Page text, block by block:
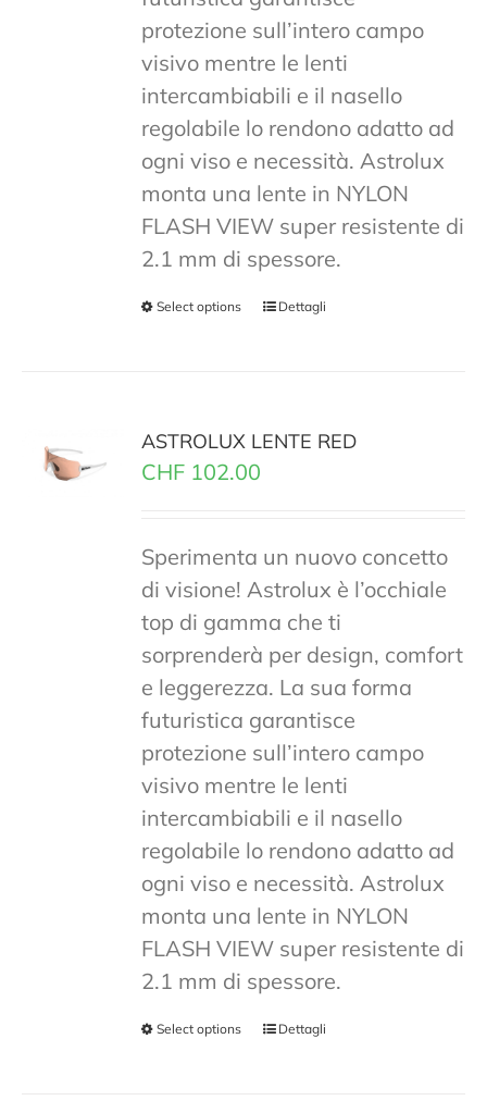
protezione sull’intero campo
visivo mentre le lenti
intercambiabili e il nasello
regolabile lo rendono adatto ad
ogni viso e necessità. Astrolux
monta una lente in NYLON
FLASH VIEW super resistente di
2.1 mm di spessore.
Select options Dettagli
ASTROLUX LENTE RED
CHF 102.00
Sperimenta un nuovo concetto
di visione! Astrolux è l’occhiale
top di gamma che ti
sorprenderà per design, comfort
e leggerezza. La sua forma
futuristica garantisce
protezione sull’intero campo
visivo mentre le lenti
intercambiabili e il nasello
regolabile lo rendono adatto ad
ogni viso e necessità. Astrolux
monta una lente in NYLON
FLASH VIEW super resistente di
2.1 mm di spessore.
Select options Dettagli